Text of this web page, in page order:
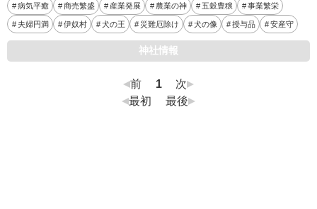
病気平癒 商売繁盛 産業発展 農業の神 五穀豊穣 事業繁栄
夫婦円満 伊奴村 犬の王 災難厄除け 犬の像 授与品 安産守
神社情報
前 1
次
最初
最後